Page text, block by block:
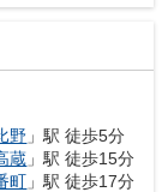
野 」駅 徒歩5分
蔵 」駅 徒歩15分
町 」駅 徒歩17分